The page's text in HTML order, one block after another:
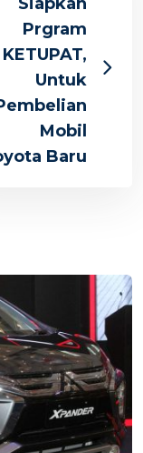
Prgram
KETUPAT,
Untuk
Mobil
Baru